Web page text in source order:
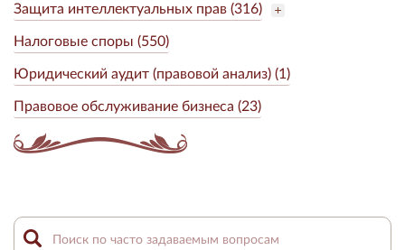
Защита интеллектуальных прав (316)
Налоговые споры (550)
Юридический аудит (правовой анализ) (1)
Правовое обслуживание бизнеса (23)